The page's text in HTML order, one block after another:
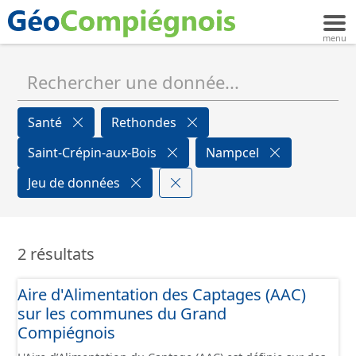
Santé
Rethondes
Saint-Crépin-aux-Bois
Nampcel
Jeu de données
2 résultats
Aire d'Alimentation des Captages (AAC)
sur les communes du Grand
Compiégnois